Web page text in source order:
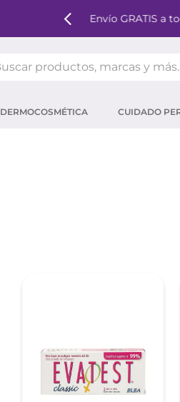
Envío GRATIS a
DERMOCOSMÉTICA CUIDADO
tintura